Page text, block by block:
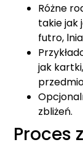
Różne
takie jak
futro,
jak
zbliżeń.
Proces